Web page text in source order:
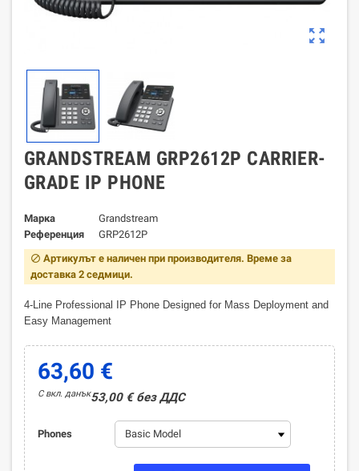
zoom_out_map
GRANDSTREAM GRP2612P CARRIER-
GRADE IP PHONE
Марка
Grandstream
Референция
GRP2612P
block Артикулът е наличен при производителя. Време за
доставка 2 седмици.
4-Line Professional IP Phone Designed for Mass Deployment and
Easy Management
63,60 €
С вкл. данък53,00 € без ДДС
Phones